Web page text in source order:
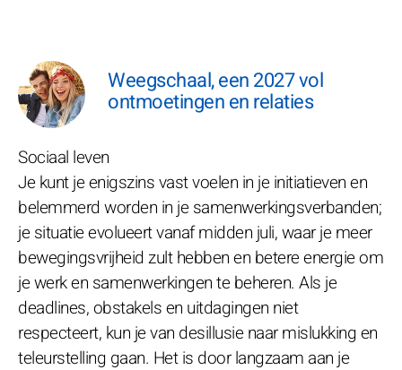
Weegschaal, een 2027 vol
ontmoetingen en relaties
Sociaal leven
Je kunt je enigszins vast voelen in je initiatieven en
belemmerd worden in je samenwerkingsverbanden;
je situatie evolueert vanaf midden juli, waar je meer
bewegingsvrijheid zult hebben en betere energie om
je werk en samenwerkingen te beheren. Als je
deadlines, obstakels en uitdagingen niet
respecteert, kun je van desillusie naar mislukking en
teleurstelling gaan. Het is door langzaam aan je